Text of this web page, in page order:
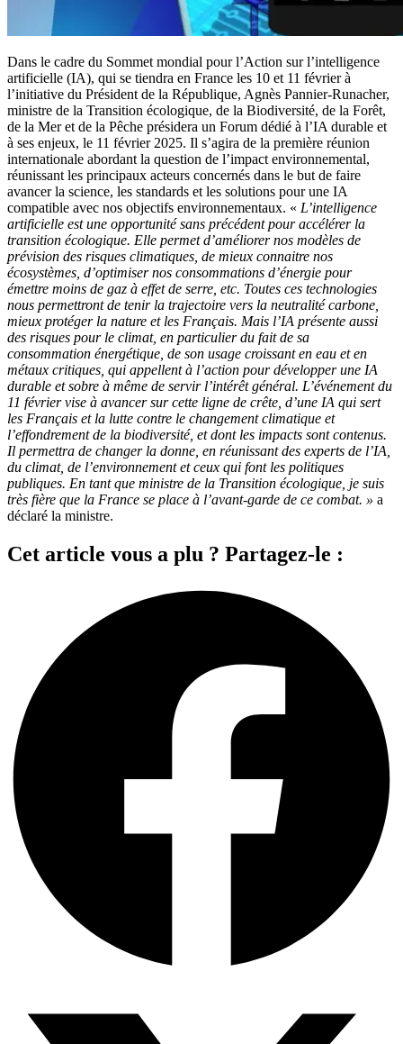
Dans le cadre du Sommet mondial pour l’Action sur l’intelligence
artificielle (IA), qui se tiendra en France les 10 et 11 février à
l’initiative du Président de la République, Agnès Pannier-Runacher,
ministre de la Transition écologique, de la Biodiversité, de la Forêt,
de la Mer et de la Pêche présidera un Forum dédié à l’IA durable et
à ses enjeux, le 11 février 2025. Il s’agira de la première réunion
internationale abordant la question de l’impact environnemental,
réunissant les principaux acteurs concernés dans le but de faire
avancer la science, les standards et les solutions pour une IA
compatible avec nos objectifs environnementaux. « L’intelligence
artificielle est une opportunité sans précédent pour accélérer la
transition écologique. Elle permet d’améliorer nos modèles de
prévision des risques climatiques, de mieux connaitre nos
écosystèmes, d’optimiser nos consommations d’énergie pour
émettre moins de gaz à effet de serre, etc. Toutes ces technologies
nous permettront de tenir la trajectoire vers la neutralité carbone,
mieux protéger la nature et les Français. Mais l’IA présente aussi
des risques pour le climat, en particulier du fait de sa
consommation énergétique, de son usage croissant en eau et en
métaux critiques, qui appellent à l’action pour développer une IA
durable et sobre à même de servir l’intérêt général. L’événement du
11 février vise à avancer sur cette ligne de crête, d’une IA qui sert
les Français et la lutte contre le changement climatique et
l’effondrement de la biodiversité, et dont les impacts sont contenus.
Il permettra de changer la donne, en réunissant des experts de l’IA,
du climat, de l’environnement et ceux qui font les politiques
publiques. En tant que ministre de la Transition écologique, je suis
très fière que la France se place à l’avant-garde de ce combat. » a
déclaré la ministre.
Cet article vous a plu ? Partagez-le :